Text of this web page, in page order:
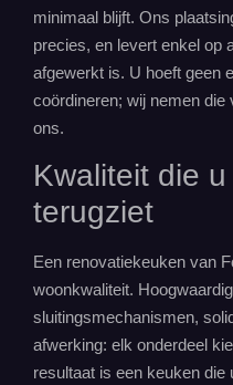
minimaal blijft. Ons
precies, en levert enkel op
afgewerkt is. U hoeft geen
coördineren; wij nemen die
ons.
Kwaliteit die
terugziet
Een renovatiekeuken van
woonkwaliteit.
sluitingsmechanismen,
afwerking: elk onderdeel
resultaat is een keuken